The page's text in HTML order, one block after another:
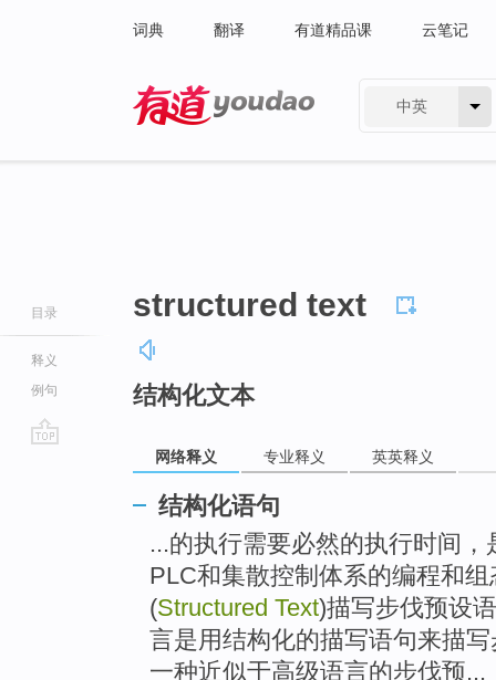
词典 翻译 有道精品课 云笔记
中英
目录
释义
例句
structured text
结构化文本
网络释义 专业释义 英英释义
结构化语句
...的执行需要必然的执行时间
PLC和集散控制体系的编程和
(Structured Text)描写步伐预设
言是用结构化的描写语句来描
一种近似于高级语言的步伐预...